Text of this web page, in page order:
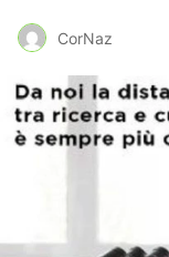
CorNaz